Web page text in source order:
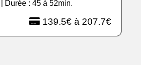
Durée : 45 à 52min.
139.5€ à 207.7€